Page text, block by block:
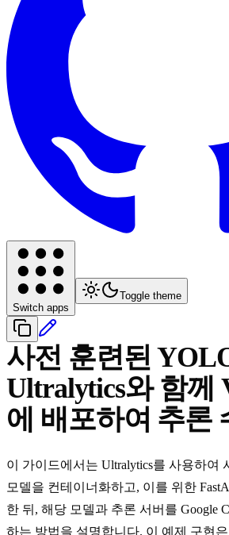
Switch apps
Toggle theme
사전 훈련된
Ultralytics와 함께
에 배포하여 추론
이 가이드에서는 Ultralytics를 사용하여
모델을 컨테이너화하고, 이를 위한
한 뒤, 해당 모델과 추론 서버를 Google
하는 방법을 설명합니다. 이 예제 구현